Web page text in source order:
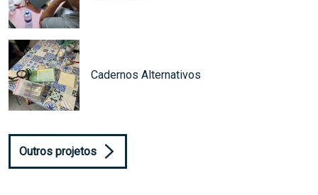
Cadernos Alternativos
Outros projetos